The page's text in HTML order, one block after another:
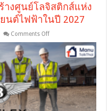
างศูนย์โลจิสติกส์แห่ง
นต์ไฟฟ้าในปี 2027
Comments Offon
เบน
ท์
ลีย์
มอ
เต
อร์ส
เริ่ม
สร้าง